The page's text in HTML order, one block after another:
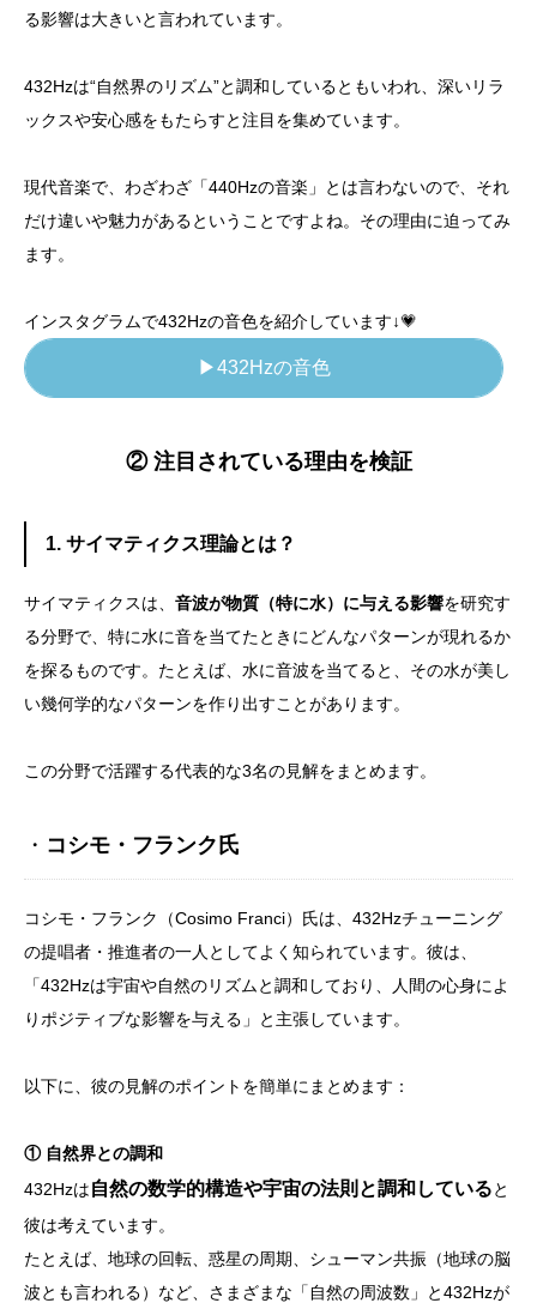
る影響は大きいと言われています。
432Hzは“自然界のリズム”と調和しているともいわれ、深いリラ
ックスや安心感をもたらすと注目を集めています。
現代音楽で、わざわざ「440Hzの音楽」とは言わないので、それ
だけ違いや魅力があるということですよね。その理由に迫ってみ
ます。
インスタグラムで432Hzの音色を紹介しています↓💗
▶432Hzの音色
② 注目されている理由を検証
1. サイマティクス理論とは？
サイマティクスは、 音波が物質（特に水）に与える影響を研究す
る分野で、特に水に音を当てたときにどんなパターンが現れるか
を探るものです。たとえば、水に音波を当てると、その水が美し
い幾何学的なパターンを作り出すことがあります。
この分野で活躍する代表的な3名の見解をまとめます。
・ コシモ・フランク氏
コシモ・フランク（Cosimo Franci）氏は、432Hzチューニング
の提唱者・推進者の一人としてよく知られています。彼は、
「432Hzは宇宙や自然のリズムと調和しており、人間の心身によ
りポジティブな影響を与える」と主張しています。
以下に、彼の見解のポイントを簡単にまとめます：
① 自然界との調和
432Hzは自然の数学的構造や宇宙の法則と調和していると
彼は考えています。
たとえば、地球の回転、惑星の周期、シューマン共振（地球の脳
波とも言われる）など、さまざまな「自然の周波数」と432Hzが